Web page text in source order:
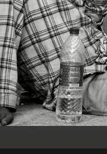
Un
fonction de
aspirations.
JE M'ENGAGE